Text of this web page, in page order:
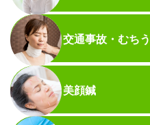
交通事故・むち
美顔鍼